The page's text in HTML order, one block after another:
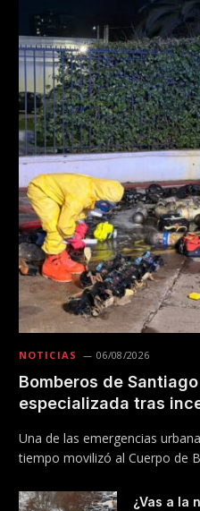
NOTICIAS 06/08/2026
Bomberos de
especializada tras
Una de las emergencias
tiempo movilizó al Cuerpo de
¿Vas a la